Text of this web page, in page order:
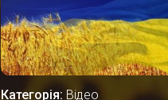
Категорія: Відео